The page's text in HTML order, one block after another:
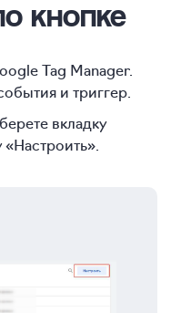
кнопке
Tag Manager.
и триггер.
вкладку